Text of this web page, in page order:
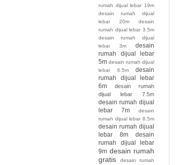
rumah dijual lebar 19m
desain rumah dijual
lebar 20m
desain
rumah dijual lebar 3.5m
desain rumah dijual
lebar 3m
desain
rumah dijual lebar
5m desain rumah dijual
lebar 6.5m
desain
rumah dijual lebar
6m
desain rumah
dijual lebar 7.5m
desain rumah dijual
lebar 7m
desain
rumah dijual lebar 8.5m
desain rumah dijual
lebar 8m
desain
rumah dijual lebar
9m desain rumah
gratis
desain rumah